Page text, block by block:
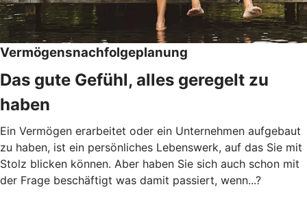
Vermögensnachfolgeplanung
Das gute Gefühl, alles geregelt zu
haben
Ein Vermögen erarbeitet oder ein Unternehmen aufgebaut
zu haben, ist ein persönliches Lebenswerk, auf das Sie mit
Stolz blicken können. Aber haben Sie sich auch schon mit
der Frage beschäftigt was damit passiert, wenn...?